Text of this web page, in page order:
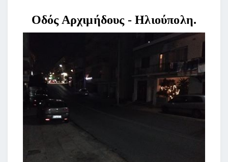
Οδός Αρχιμήδους - Ηλιούπολη.